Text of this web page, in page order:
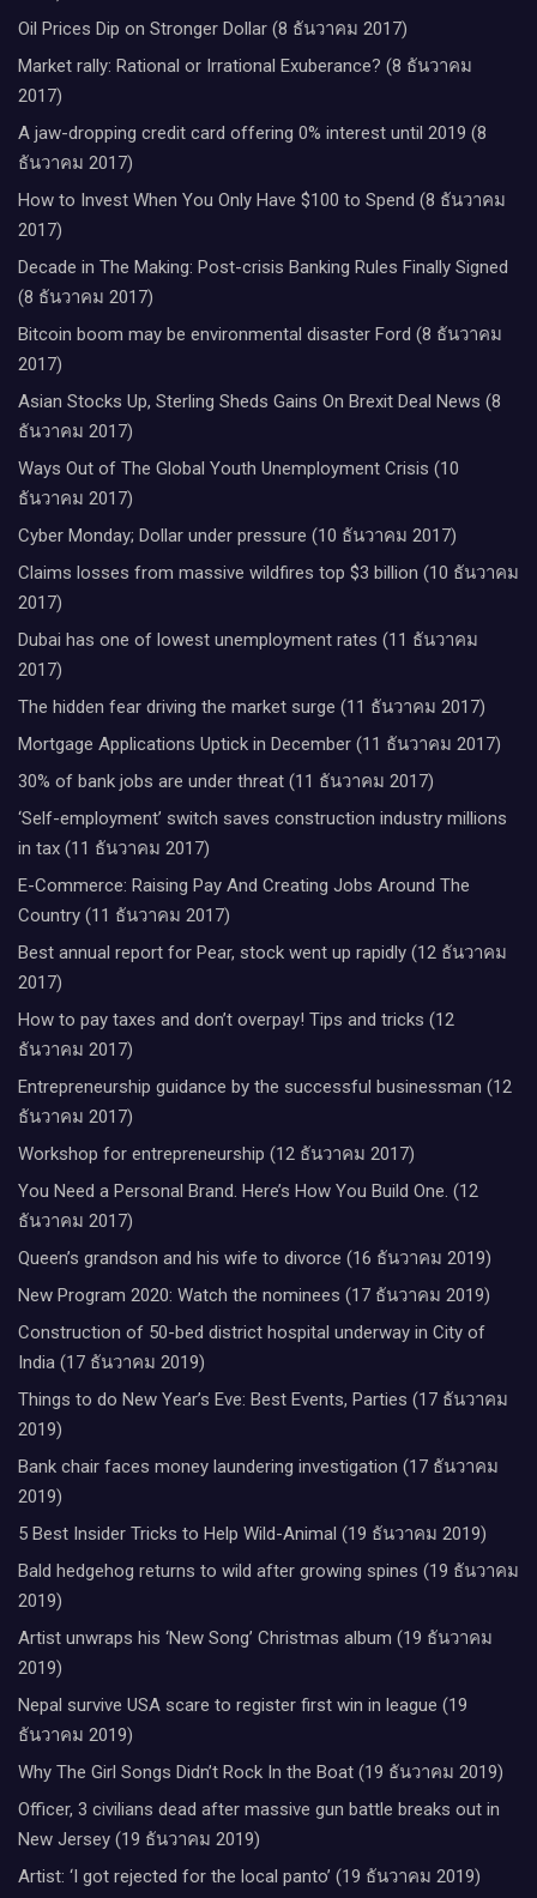
Oil Prices Dip on Stronger Dollar (8 ธันวาคม 2017)
Market rally: Rational or Irrational Exuberance? (8 ธันวาคม
2017)
A jaw-dropping credit card offering 0% interest until 2019 (8
ธันวาคม 2017)
How to Invest When You Only Have $100 to Spend (8 ธันวาคม
2017)
Decade in The Making: Post-crisis Banking Rules Finally Signed
(8 ธันวาคม 2017)
Bitcoin boom may be environmental disaster Ford (8 ธันวาคม
2017)
Asian Stocks Up, Sterling Sheds Gains On Brexit Deal News (8
ธันวาคม 2017)
Ways Out of The Global Youth Unemployment Crisis (10
ธันวาคม 2017)
Cyber Monday; Dollar under pressure (10 ธันวาคม 2017)
Claims losses from massive wildfires top $3 billion (10 ธันวาคม
2017)
Dubai has one of lowest unemployment rates (11 ธันวาคม
2017)
The hidden fear driving the market surge (11 ธันวาคม 2017)
Mortgage Applications Uptick in December (11 ธันวาคม 2017)
30% of bank jobs are under threat (11 ธันวาคม 2017)
‘Self-employment’ switch saves construction industry millions
in tax (11 ธันวาคม 2017)
E-Commerce: Raising Pay And Creating Jobs Around The
Country (11 ธันวาคม 2017)
Best annual report for Pear, stock went up rapidly (12 ธันวาคม
2017)
How to pay taxes and don’t overpay! Tips and tricks (12
ธันวาคม 2017)
Entrepreneurship guidance by the successful businessman (12
ธันวาคม 2017)
Workshop for entrepreneurship (12 ธันวาคม 2017)
You Need a Personal Brand. Here’s How You Build One. (12
ธันวาคม 2017)
Queen’s grandson and his wife to divorce (16 ธันวาคม 2019)
New Program 2020: Watch the nominees (17 ธันวาคม 2019)
Construction of 50-bed district hospital underway in City of
India (17 ธันวาคม 2019)
Things to do New Year’s Eve: Best Events, Parties (17 ธันวาคม
2019)
Bank chair faces money laundering investigation (17 ธันวาคม
2019)
5 Best Insider Tricks to Help Wild-Animal (19 ธันวาคม 2019)
Bald hedgehog returns to wild after growing spines (19 ธันวาคม
2019)
Artist unwraps his ‘New Song’ Christmas album (19 ธันวาคม
2019)
Nepal survive USA scare to register first win in league (19
ธันวาคม 2019)
Why The Girl Songs Didn’t Rock In the Boat (19 ธันวาคม 2019)
Officer, 3 civilians dead after massive gun battle breaks out in
New Jersey (19 ธันวาคม 2019)
Artist: ‘I got rejected for the local panto’ (19 ธันวาคม 2019)